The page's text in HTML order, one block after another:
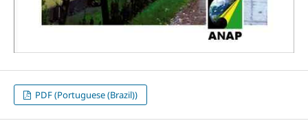
PDF (Portuguese (Brazil))